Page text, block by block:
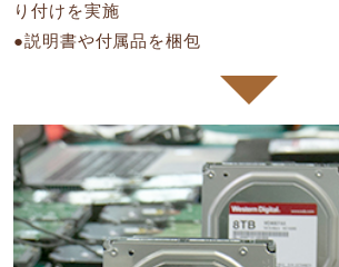
り付けを実施
●説明書や付属品を梱包